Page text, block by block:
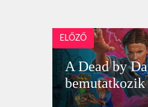
ELŐZŐ
A Dead by
bemutatkozik